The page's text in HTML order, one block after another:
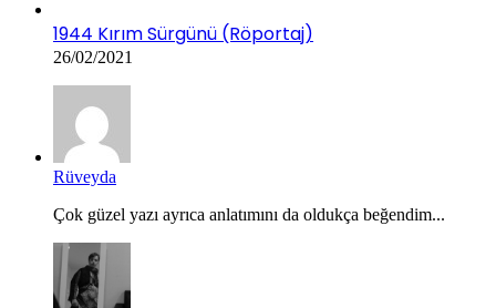
1944 Kırım Sürgünü (Röportaj)
26/02/2021
Rüveyda
Çok güzel yazı ayrıca anlatımını da oldukça beğendim...